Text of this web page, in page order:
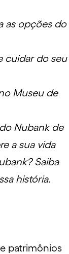
as opções do
cuidar do seu
Museu de
Nubank de
a sua vida
Saiba
história.
patrimônios